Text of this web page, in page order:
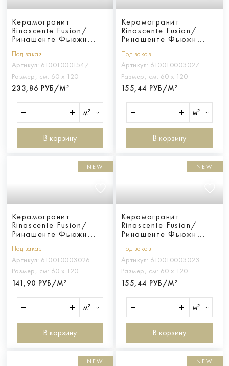
Керамогранит
Rinascente Fusion/
Ринашенте Фьюжн
Под заказ
Артикул: 610010001547
Размер, см: 60 х 120
233,86 РУБ/М²
м²
В корзину
Керамогранит
Rinascente Fusion/
Ринашенте Фьюжн
Грип
Под заказ
Артикул: 610010003027
Размер, см: 60 х 120
155,44 РУБ/М²
м²
В корзину
NEW
Керамогранит
Rinascente Fusion/
Ринашенте Фьюжн
Грип
Под заказ
Артикул: 610010003026
Размер, см: 60 х 120
141,90 РУБ/М²
м²
В корзину
NEW
Керамогранит
Rinascente Fusion/
Ринашенте Фьюжн
Под заказ
Артикул: 610010003023
Размер, см: 60 х 120
155,44 РУБ/М²
м²
В корзину
NEW NEW